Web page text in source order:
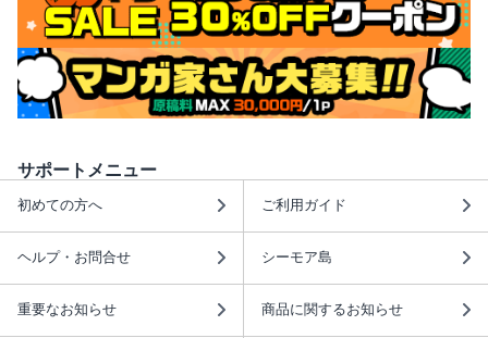
サポートメニュー
初めての方へ ご利用ガイド
ヘルプ・お問合せ シーモア島
重要なお知らせ 商品に関するお知らせ